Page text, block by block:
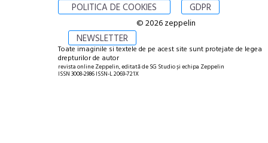
POLITICA DE COOKIES GDPR
NEWSLETTER
© 2026 zeppelin
Toate imaginile si textele de pe acest site sunt protejate de legea
drepturilor de autor
revista online Zeppelin, editată de SG Studio și echipa Zeppelin
ISSN 3008-2986 ISSN-L 2069-721X